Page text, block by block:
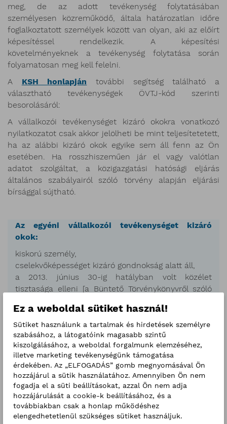
meg, de az adott tevékenység folytatásában
személyesen közreműködő, általa határozatlan időre
foglalkoztatott személyek között van olyan, aki az előírt
képesítéssel rendelkezik. A képesítési
követelményeknek a tevékenység folytatása során
folyamatosan meg kell felelni.
A KSH honlapján további segítség található a
választható tevékenységek ÖVTJ-kód szerinti
besorolásáról:
A vállalkozói tevékenységet kizáró okokra vonatkozó
nyilatkozatot csak akkor jelölheti be mint teljesítetetett,
ha az alábbi kizáró okok egyike sem áll fenn az Ön
esetében. Ha rosszhiszeműen jár el vagy valótlan
adatot szolgáltat, a közigazgatási hatósági eljárás
általános szabályairól szóló törvény alapján eljárási
bírsággal sújtható.
Az egyéni vállalkozói tevékenységet kizáró
okok:
kiskorú személy,
cselekvőképességet kizáró gondnokság alatt áll,
a 2013. június 30-ig hatályban volt közélet
tisztasága elleni [a Büntető Törvénykönyvről szóló
törvény) XV. Fejezet VII. cím], nemzetközi közélet
tisztasága elleni (1978. évi IV. törvény XV. Fejezet
VIII. cím), gazdasági (1978. évi IV. törvény XVII.
Fejezet) vagy vagyon elleni (1978. évi IV. törvény
XVIII. Fejezet) bűncselekmény, illetve korrupciós [a
Büntető Törvénykönyvről szóló 2012. évi C. törvény
(a továbbiakban: Btk.) XXVII. Fejezet], vagyon elleni
erőszakos (Btk. XXXV. Fejezet), vagyon elleni (Btk.
XXXVI. Fejezet), szellemi tulajdonjog elleni (Btk.
XXXVII. Fejezet), pénz- és bélyegforgalom
Ez a weboldal sütiket használ!
Sütiket használunk a tartalmak és hirdetések személyre
szabásához, a látogatóink magasabb szintű
kiszolgálásához, a weboldal forgalmunk elemzéséhez,
illetve marketing tevékenységünk támogatása
érdekében. Az „ELFOGADÁS” gomb megnyomásával Ön
hozzájárul a sütik használatához. Amennyiben Ön nem
fogadja el a süti beállításokat, azzal Ön nem adja
hozzájárulását a cookie-k beállításához, és a
továbbiakban csak a honlap működéshez
elengedhetetlenül szükséges sütiket használjuk.